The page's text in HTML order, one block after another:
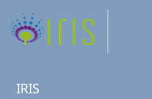
IRIS